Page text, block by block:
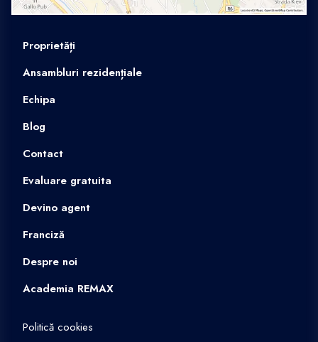
Proprietăți
Ansambluri rezidențiale
Echipa
Blog
Contact
Evaluare gratuita
Devino agent
Franciză
Despre noi
Academia REMAX
Politică cookies